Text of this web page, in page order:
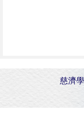
慈濟